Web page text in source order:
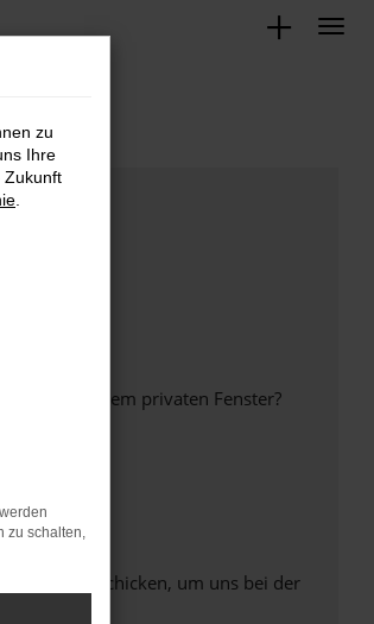
oder in einem privaten Fenster?
Text schicken, um uns bei der
zu
Ihre
Zukunft
zu schalten,